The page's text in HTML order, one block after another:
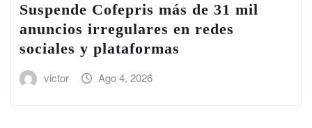
Suspende Cofepris más de 31 mil
anuncios irregulares en redes
sociales y plataformas
victor Ago 4, 2026